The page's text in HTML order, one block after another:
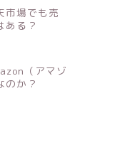
市場でも売
ある？
（アマゾ
のか？